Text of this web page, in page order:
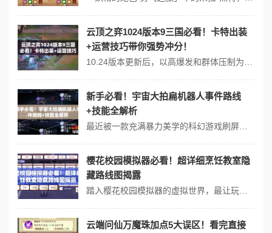
云顶之弈1024版本9三国必看！卡特出装
+运营技巧带你强势冲分！
新手必看！宇宙大拍扁机器人事件路线
+技能全解析
樱花校园模拟器必看！超详细烹饪教室隐
藏路线图揭露
云端问仙万魔珠加点5大误区！看完直接